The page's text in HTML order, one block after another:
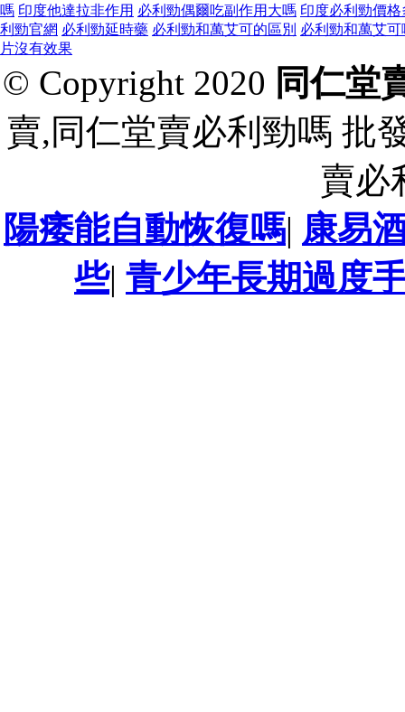
嗎 印度他達拉非作用 必利勁偶爾吃副作用大嗎 印度必利勁價
利勁官網 必利勁延時藥 必利勁和萬艾可的區別 必利勁和萬艾
片沒有效果
© Copyright 2020 同仁堂
賣,同仁堂賣必利勁嗎 批
賣必
陽痿能自動恢復嗎| 康易
些| 青少年長期過度